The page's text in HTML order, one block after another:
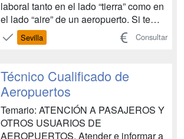
laboral tanto en el lado “tierra” como en
el lado “aire” de un aeropuerto. Si te
gusta esta profesión no será difícil
conseguir tu implicación lo que
para ambas partes. Para ello te
preparamos para ...
Sevilla Consultar
Técnico Cualificado de
Aeropuertos
Temario: ATENCIÓN A PASAJEROS Y
OTROS USUARIOS DE
AEROPUERTOS. Atender e informar a